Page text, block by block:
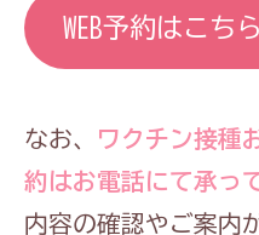
WEB予約はこちら
なお、
ワクチン接種
約はお電話にて承っ
内容の確認やご案内